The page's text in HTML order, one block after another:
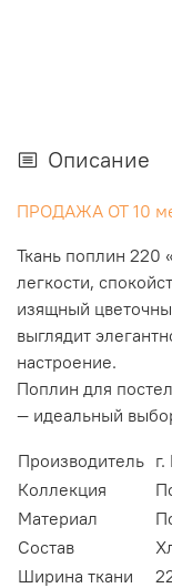
Описание
ПРОДАЖА ОТ 10
Ткань поплин 220
легкости,
изящный
выглядит
настроение.
Поплин для
— идеальный
Производитель
Коллекция
Материал
Состав
Ширина ткани